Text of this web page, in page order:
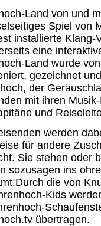
Land von und
Spiel von
installierte Klang-
eine
Land wurde
gezeichnet
der
mit ihren
und
werden
für andere
Sie stehen oder
sozusagen ins
die von
Kids
übertragen.